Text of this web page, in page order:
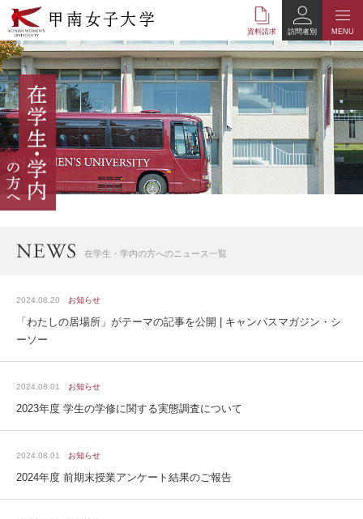
本
文
へ
の
リ
ン
ク
ナ
ビ
ゲ
ー
シ
ョ
資料請求 MENU
訪問者別
在学生・学内の方へのニュース一覧
2024.08.20 お知らせ
「わたしの居場所」がテーマの記事を公開 | キャンパスマガジン・シ
ーソー
2024.08.01 お知らせ
2023年度 学生の学修に関する実態調査について
2024.08.01 お知らせ
2024年度 前期末授業アンケート結果のご報告